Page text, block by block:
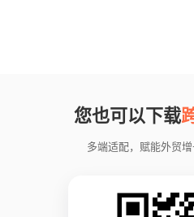
您也可以下载
多端适配，赋能外贸